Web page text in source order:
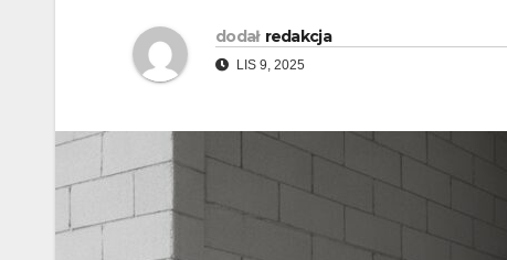
dodał redakcja
LIS 9, 2025